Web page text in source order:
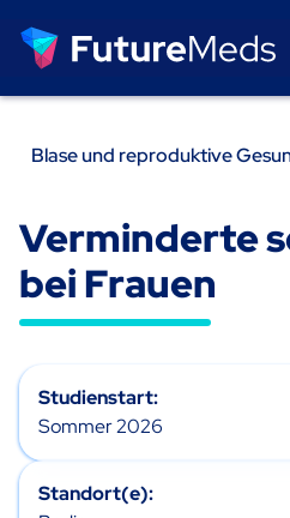
Blase und reproduktive
Verminderte
bei Frauen
Studienstart:
Sommer 2026
Standort(e):
Alle Studien
Alle Studien